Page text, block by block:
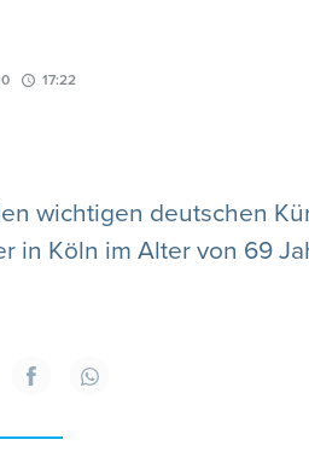
17:22
wichtigen deutschen
in Köln im Alter von 69